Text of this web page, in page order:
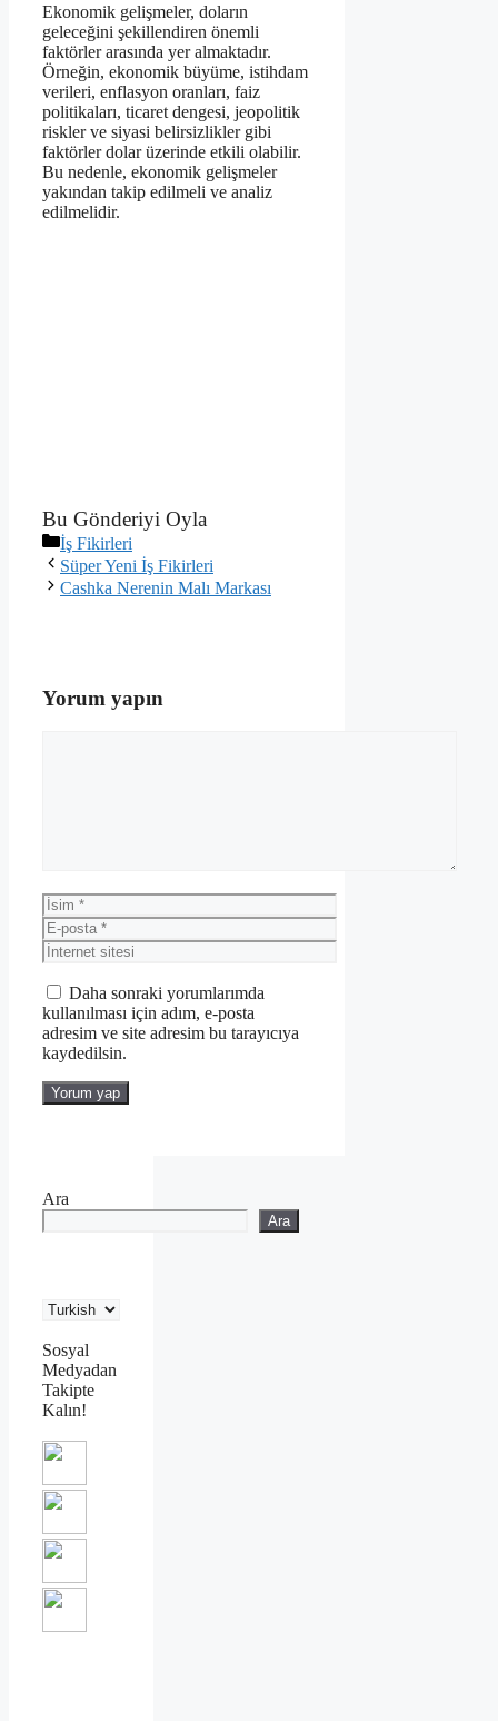
Ekonomik gelişmeler, doların
geleceğini şekillendiren önemli
faktörler arasında yer almaktadır.
Örneğin, ekonomik büyüme, istihdam
verileri, enflasyon oranları, faiz
politikaları, ticaret dengesi, jeopolitik
riskler ve siyasi belirsizlikler gibi
faktörler dolar üzerinde etkili olabilir.
Bu nedenle, ekonomik gelişmeler
yakından takip edilmeli ve analiz
edilmelidir.
Bu Gönderiyi Oyla
Kategoriler
İş Fikirleri
Süper Yeni İş Fikirleri
Cashka Nerenin Malı Markası
Yorum yapın
İsim
E-
posta
İnternet
sitesi
Daha sonraki yorumlarımda
kullanılması için adım, e-posta
adresim ve site adresim bu tarayıcıya
kaydedilsin.
Ara
Ara
Sosyal
Medyadan
Takipte
Kalın!